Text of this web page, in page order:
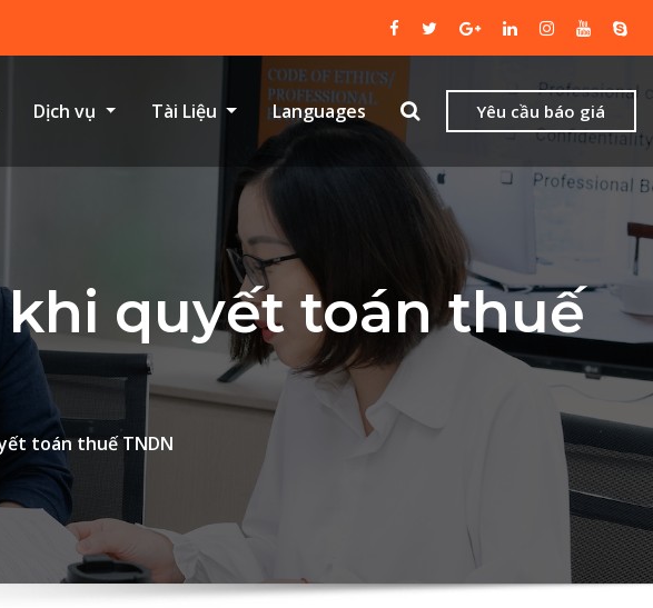
Dịch vụ Tài Liệu Languages Yêu cầu báo giá
quyết toán thuế
toán thuế TNDN